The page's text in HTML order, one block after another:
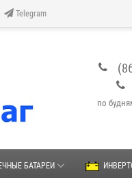
Telegram
по
БАТАРЕИ